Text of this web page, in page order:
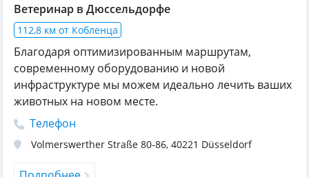
Ветеринар в Дюссельдорфе
112,8 км от Кобленца
Благодаря оптимизированным маршрутам,
современному оборудованию и новой
инфраструктуре мы можем идеально лечить ваших
животных на новом месте.
Телефон
Volmerswerther Straße 80-86, 40221 Düsseldorf